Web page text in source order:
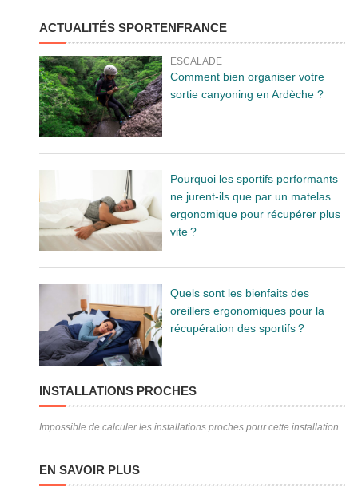
ACTUALITÉS SPORTENFRANCE
ESCALADE
Comment bien organiser votre
sortie canyoning en Ardèche ?
Pourquoi les sportifs performants
ne jurent-ils que par un matelas
ergonomique pour récupérer plus
vite ?
Quels sont les bienfaits des
oreillers ergonomiques pour la
récupération des sportifs ?
INSTALLATIONS PROCHES
Impossible de calculer les installations proches pour cette installation.
EN SAVOIR PLUS